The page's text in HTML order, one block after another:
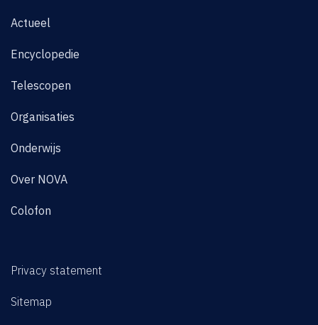
Actueel
Encyclopedie
Telescopen
Organisaties
Onderwijs
Over NOVA
Colofon
Privacy statement
Sitemap